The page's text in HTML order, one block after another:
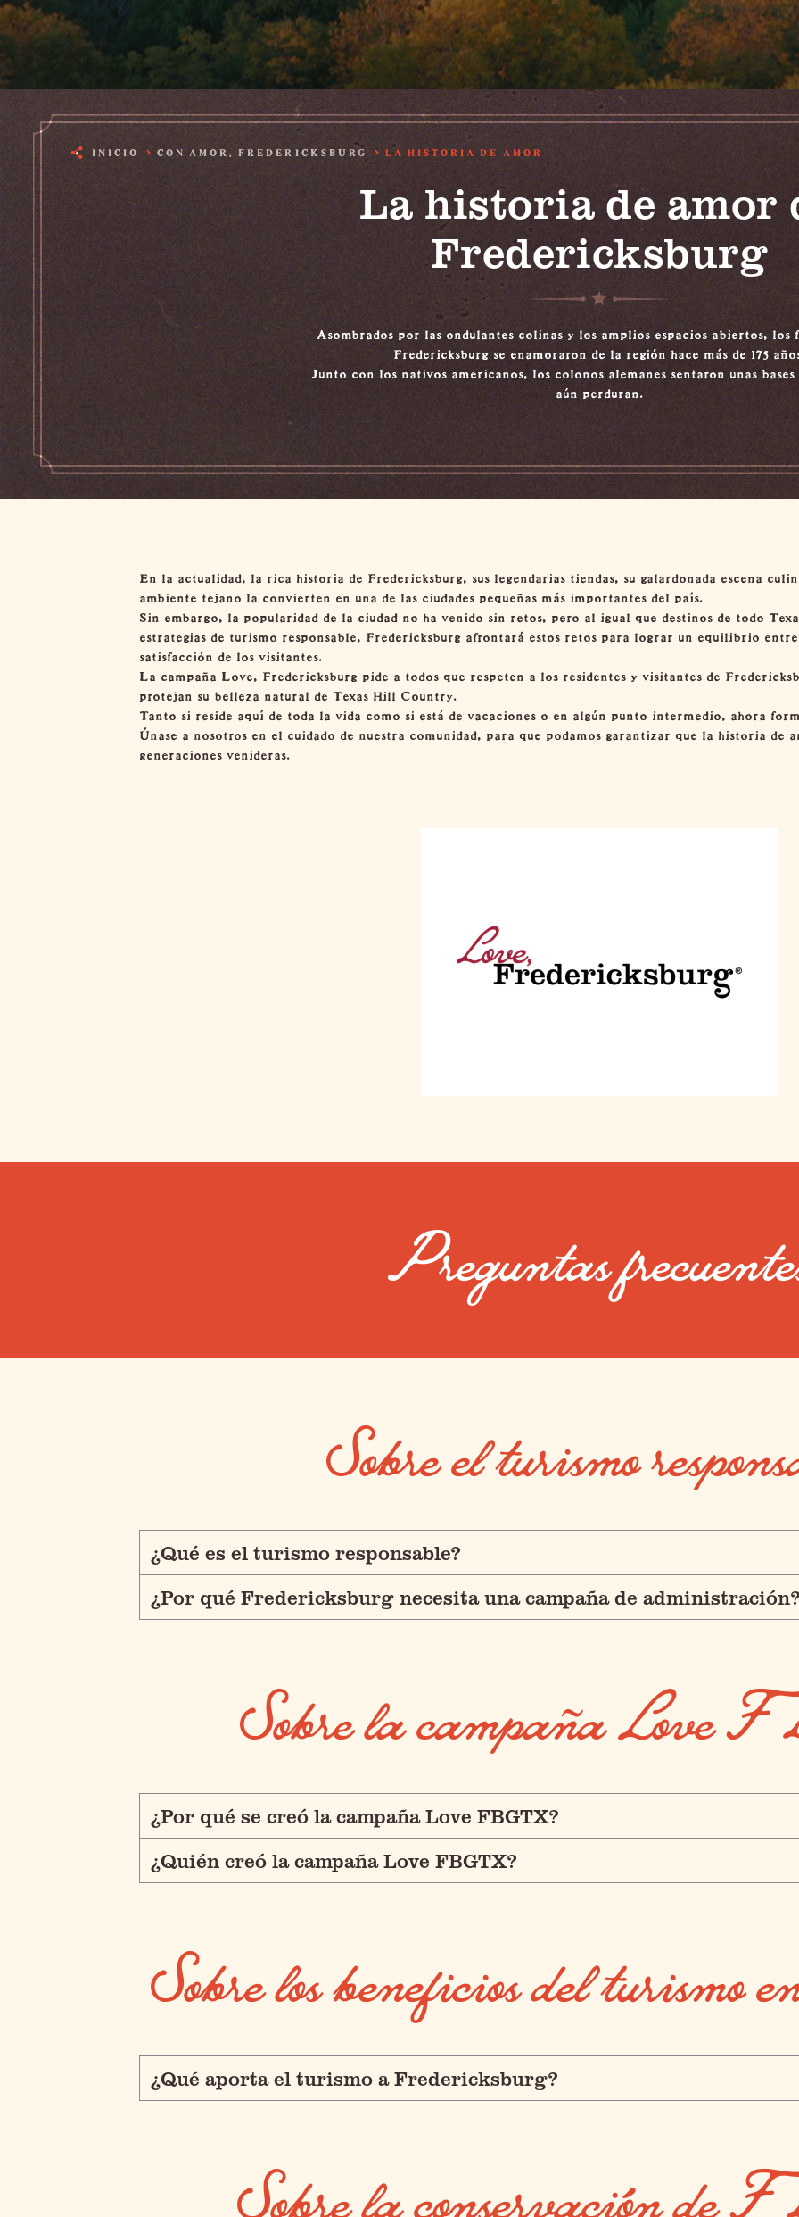
INICIO CON AMOR, FREDERICKSBURG LA HISTORIA DE AMOR
La historia de amor
Fredericksburg
Asombrados por las ondulantes colinas y los amplios espacios abiertos, los
Fredericksburg se enamoraron de la región hace más de 175
Junto con los nativos americanos, los colonos alemanes sentaron unas
aún perduran.
En la actualidad, la rica historia de Fredericksburg, sus legendarias tiendas, su galardonada escena
ambiente tejano la convierten en una de las ciudades pequeñas más importantes del país.
Sin embargo, la popularidad de la ciudad no ha venido sin retos, pero al igual que destinos de todo
estrategias de turismo responsable, Fredericksburg afrontará estos retos para lograr un equilibrio
satisfacción de los visitantes.
La campaña Love, Fredericksburg pide a todos que respeten a los residentes y visitantes de
protejan su belleza natural de Texas Hill Country.
Tanto si reside aquí de toda la vida como si está de vacaciones o en algún punto intermedio, ahora
Únase a nosotros en el cuidado de nuestra comunidad, para que podamos garantizar que la historia de
generaciones venideras.
Preguntas
Sobre el turismo
¿Qué es el turismo responsable?
¿Por qué Fredericksburg necesita una campaña de
Sobre la campaña Love
¿Por qué se creó la campaña Love FBGTX?
¿Quién creó la campaña Love FBGTX?
Sobre los beneficios del
¿Qué aporta el turismo a Fredericksburg?